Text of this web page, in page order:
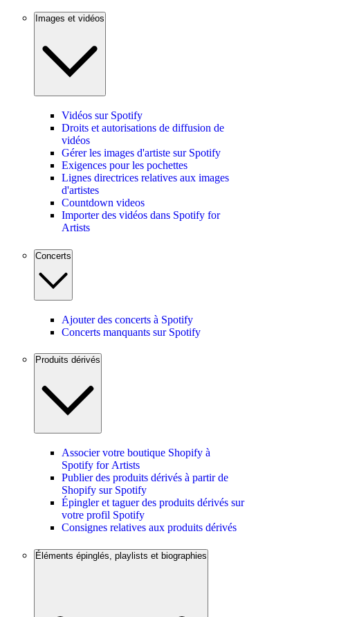
Images et vidéos
Vidéos sur Spotify
Droits et autorisations de diffusion de
vidéos
Gérer les images d'artiste sur Spotify
Exigences pour les pochettes
Lignes directrices relatives aux images
d'artistes
Countdown videos
Importer des vidéos dans Spotify for
Artists
Concerts
Ajouter des concerts à Spotify
Concerts manquants sur Spotify
Produits dérivés
Associer votre boutique Shopify à
Spotify for Artists
Publier des produits dérivés à partir de
Shopify sur Spotify
Épingler et taguer des produits dérivés sur
votre profil Spotify
Consignes relatives aux produits dérivés
Éléments épinglés, playlists et biographies